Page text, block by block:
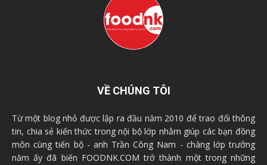
VỀ CHÚNG TÔI
Từ một blog nhỏ được lập ra đầu năm 2010 để trao đổi thông
tin, chia sẻ kiến thức trong nội bộ lớp nhằm giúp các bạn đồng
môn cùng tiến bộ - anh Trần Công Nam - chàng lớp trưởng
năm ấy đã biến FOODNK.COM trở thành một trong những